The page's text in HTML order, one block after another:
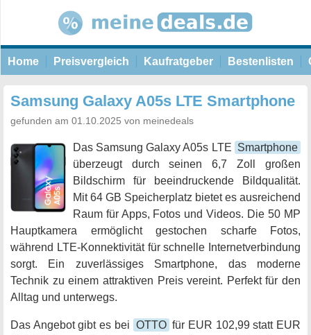
Home Preisvergleich Kaufratgeber Bestenlisten
Samsung Galaxy A05s LTE Smartphone
gefunden am 01.10.2025 von meinedeals
Das Samsung Galaxy A05s LTE Smartphone
überzeugt durch seinen 6,7 Zoll großen
Bildschirm für beeindruckende Bildqualität.
Mit 64 GB Speicherplatz bietet es ausreichend
Raum für Apps, Fotos und Videos. Die 50 MP
Hauptkamera ermöglicht gestochen scharfe Fotos,
während LTE-Konnektivität für schnelle Internetverbindung
sorgt. Ein zuverlässiges Smartphone, das moderne
Technik zu einem attraktiven Preis vereint. Perfekt für den
Alltag und unterwegs.
Das Angebot gibt es bei OTTO für EUR 102,99 statt EUR